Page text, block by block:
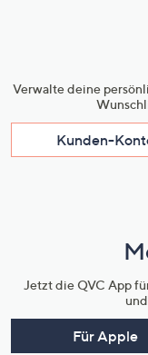
Verwalte deine
Kunden-
Jetzt die QVC App
Für Apple